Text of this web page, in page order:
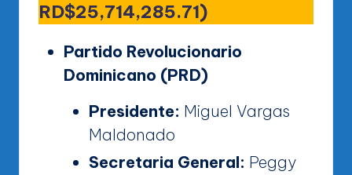
RD$25,714,285.71)
Partido Revolucionario
Dominicano (PRD)
Presidente: Miguel Vargas
Maldonado
Secretaria General: Peggy